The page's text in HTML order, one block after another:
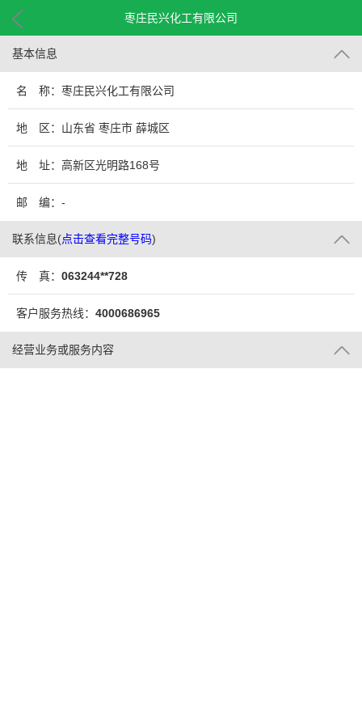
枣庄民兴化工有限公司
基本信息
名 称：枣庄民兴化工有限公司
地 区：山东省 枣庄市 薛城区
地 址：高新区光明路168号
邮 编：-
联系信息(点击查看完整号码)
传 真： 063244**728
客户服务热线： 4000686965
经营业务或服务内容